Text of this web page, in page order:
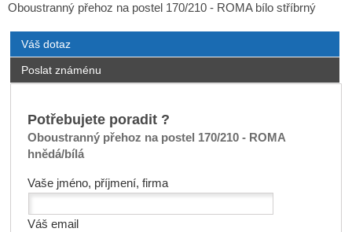
Oboustranný přehoz na postel 170/210 - ROMA bílo stříbrný
Váš dotaz
Poslat známénu
Potřebujete poradit ?
Oboustranný přehoz na postel 170/210 - ROMA
hnědá/bílá
Vaše jméno, příjmení, firma
Váš email